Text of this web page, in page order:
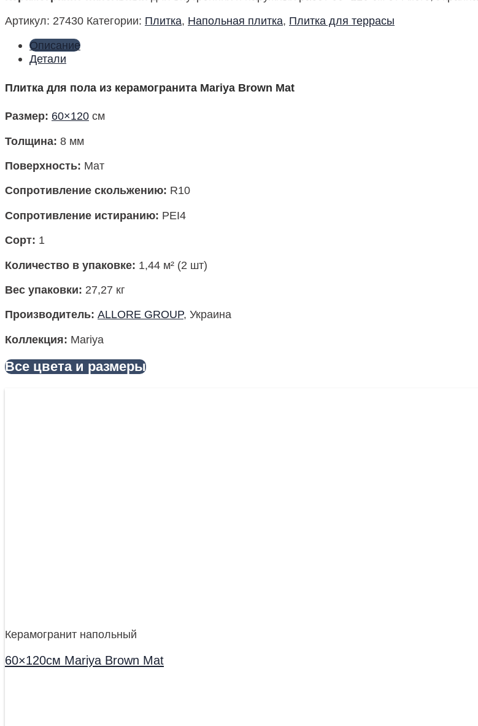
Артикул: 27430 Категории: Плитка, Напольная плитка, Плитка для террасы
Описание
Детали
Плитка для пола из керамогранита Mariya Brown Mat
Размер: 60×120 см
Толщина: 8 мм
Поверхность: Мат
Сопротивление скольжению: R10
Сопротивление истиранию: PEI4
Сорт: 1
Количество в упаковке: 1,44 м² (2 шт)
Вес упаковки: 27,27 кг
Производитель: ALLORE GROUP, Украина
Коллекция: Mariya
Все цвета и размеры
Керамогранит напольный
60×120см Mariya Brown Mat